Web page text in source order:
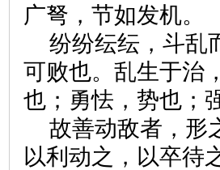
广弩，节如发机。
纷纷纭纭，斗乱
可败也。乱生于治
也；勇怯，势也；
故善动敌者，形
以利动之，以卒待